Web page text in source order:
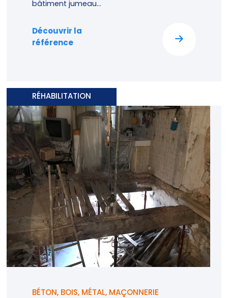
bâtiment jumeau...
Découvrir la
référence
RÉHABILITATION
BÉTON, BOIS, MÉTAL, MAÇONNERIE